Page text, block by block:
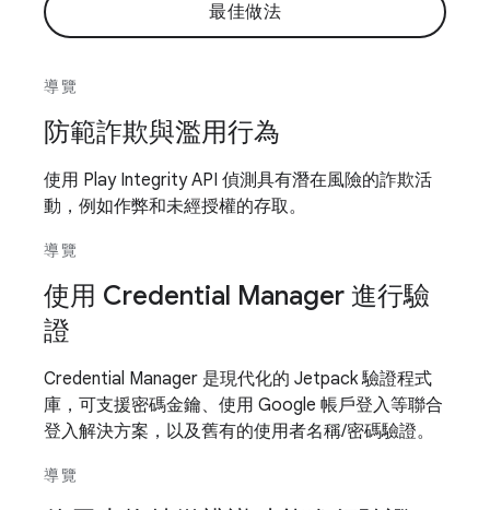
最佳做法
導覽
防範詐欺與濫用行為
使用 Play Integrity API 偵測具有潛在風險的詐欺活
動，例如作弊和未經授權的存取。
導覽
使用 Credential Manager 進行驗
證
Credential Manager 是現代化的 Jetpack 驗證程式
庫，可支援密碼金鑰、使用 Google 帳戶登入等聯合
登入解決方案，以及舊有的使用者名稱/密碼驗證。
導覽